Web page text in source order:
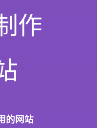
作
的网站